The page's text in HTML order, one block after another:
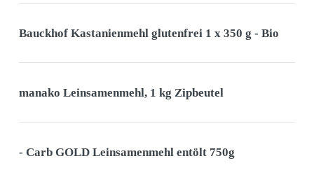
Bauckhof Kastanienmehl glutenfrei 1 x 350 g - Bio
manako Leinsamenmehl, 1 kg Zipbeutel
- Carb GOLD Leinsamenmehl entölt 750g